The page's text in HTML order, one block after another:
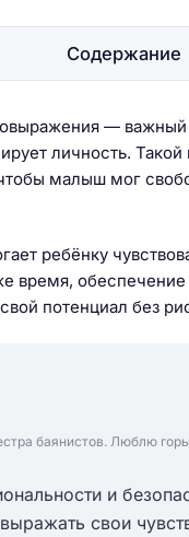
— важный
личность.
малыш мог
ребёнку
время,
потенциал без
баянистов. Люблю
и
свои
Содержание